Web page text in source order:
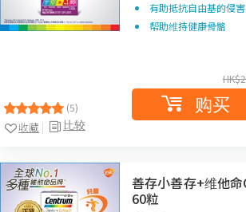
(5)
比较
收藏
有助抵抗自由基的侵害
帮助维持健康骨骼
HK$
购买
善存小善存+维他
60粒